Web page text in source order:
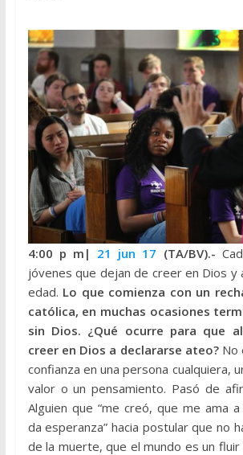
4:00 p m| 21 jun 17 (TA/BV).-
jóvenes que dejan de creer en Dios y
edad. Lo que comienza con un
católica, en muchas ocasiones
sin Dios. ¿Qué ocurre para que
creer en Dios a declararse ateo?No
confianza en una persona cualquiera,
valor o un pensamiento. Pasó de
Alguien que “me creó, que me ama
da esperanza” hacia postular que no
de la muerte, que el mundo es un